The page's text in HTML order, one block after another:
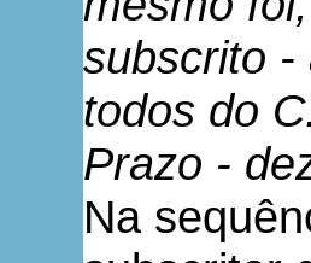
subscrito -
todos do
Prazo -
Na